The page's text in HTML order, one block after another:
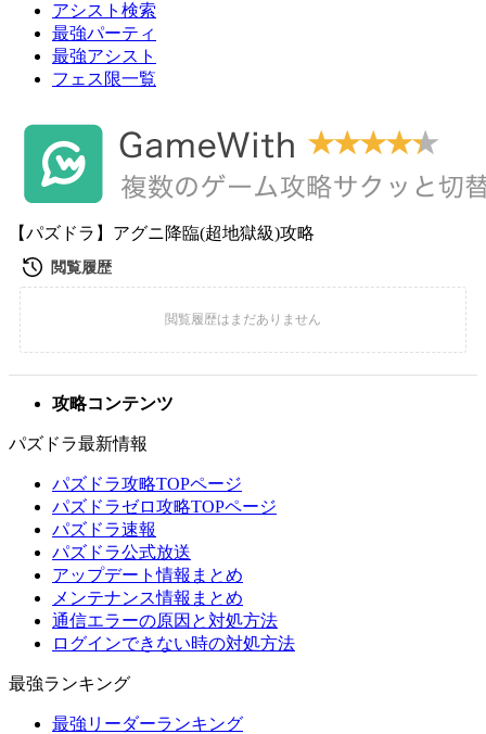
アシスト検索
最強パーティ
最強アシスト
フェス限一覧
【パズドラ】アグニ降臨(超地獄級)攻略
攻略コンテンツ
パズドラ最新情報
パズドラ攻略TOPページ
パズドラゼロ攻略TOPページ
パズドラ速報
パズドラ公式放送
アップデート情報まとめ
メンテナンス情報まとめ
通信エラーの原因と対処方法
ログインできない時の対処方法
最強ランキング
最強リーダーランキング